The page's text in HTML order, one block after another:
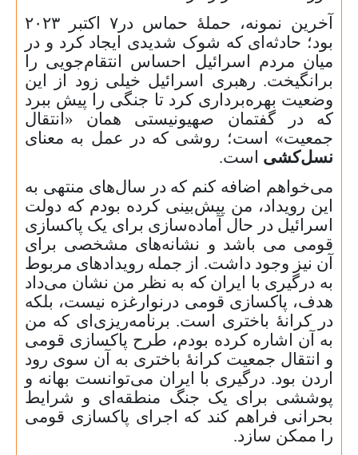
آخرین نمونه، حملهٔ حماس در ۷ اکتبر ۲۰۲۳
بود؛ حادثه‌ای که شوک شدیدی ایجاد کرد و در
میان مردم اسرائیل احساس انتقام‌جویی را
برانگیخت. رهبری اسرائیل خیلی زود از این
وضعیت بهره‌برداری کرد تا جنگی را پیش ببرد
که در گفتمان صهیونیستی همان «انتقال
جمعیت» است؛ روشی که در عمل به معنای
نسل‌کشی است.
می‌خواهم اضافه کنم که در سال‌های منتهی به
این رویداد، من پیش‌بینی کرده بودم که دولت
اسرائیل در حال آماده‌سازی برای یک پاکسازی
قومی می باشد و نشانه‌های مشخصی برای
آن نیز وجود داشت. از جمله رویدادهای مربوط
به درگیری با ایران که به ‌نظر من نشان می‌داد
هدف، پاکسازی قومی درنوارغزه نیست، بلکه
در کرانهٔ باختری است. برنامه‌ریزی‌ای که من
به آن اشاره کرده بودم، طرح پاکسازی قومی
و انتقال جمعیت کرانهٔ باختری به آن سوی رود
اردن بود. درگیری با ایران می‌توانست بهانه و
پوششی برای یک جنگ منطقه‌ای و شرایط
بحرانی فراهم کند که اجرای پاکسازی قومی
را ممکن سازد.